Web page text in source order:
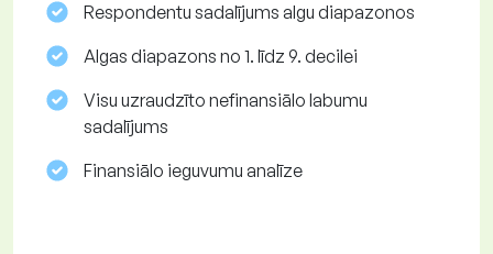
Respondentu sadalījums algu diapazonos
Algas diapazons no 1. līdz 9. decilei
Visu uzraudzīto nefinansiālo labumu
sadalījums
Finansiālo ieguvumu analīze